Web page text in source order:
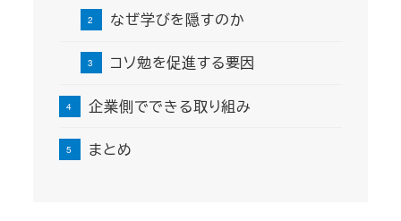
なぜ学びを隠すのか
コソ勉を促進する要因
企業側でできる取り組み
まとめ